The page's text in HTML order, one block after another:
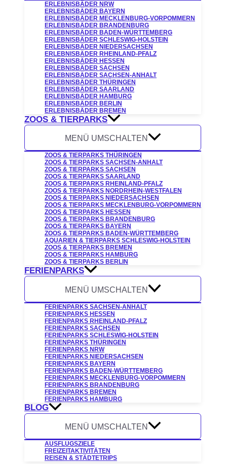
ERLEBNISBÄDER NRW
ERLEBNISBÄDER BAYERN
ERLEBNISBÄDER MECKLENBURG-VORPOMMERN
ERLEBNISBÄDER BRANDENBURG
ERLEBNISBÄDER BADEN-WÜRTTEMBERG
ERLEBNISBÄDER SCHLESWIG-HOLSTEIN
ERLEBNISBÄDER NIEDERSACHSEN
ERLEBNISBÄDER RHEINLAND-PFALZ
ERLEBNISBÄDER HESSEN
ERLEBNISBÄDER SACHSEN
ERLEBNISBÄDER SACHSEN-ANHALT
ERLEBNISBÄDER THÜRINGEN
ERLEBNISBÄDER SAARLAND
ERLEBNISBÄDER HAMBURG
ERLEBNISBÄDER BERLIN
ERLEBNISBÄDER BREMEN
ZOOS & TIERPARKS
MENÜ UMSCHALTEN
ZOOS & TIERPARKS THÜRINGEN
ZOOS & TIERPARKS SACHSEN-ANHALT
ZOOS & TIERPARKS SACHSEN
ZOOS & TIERPARKS SAARLAND
ZOOS & TIERPARKS RHEINLAND-PFALZ
ZOOS & TIERPARKS NORDRHEIN-WESTFALEN
ZOOS & TIERPARKS NIEDERSACHSEN
ZOOS & TIERPARKS MECKLENBURG-VORPOMMERN
ZOOS & TIERPARKS HESSEN
ZOOS & TIERPARKS BRANDENBURG
ZOOS & TIERPARKS BAYERN
ZOOS & TIERPARKS BADEN-WÜRTTEMBERG
AQUARIEN & TIERPARKS SCHLESWIG-HOLSTEIN
ZOOS & TIERPARKS BREMEN
ZOOS & TIERPARKS HAMBURG
ZOOS & TIERPARKS BERLIN
FERIENPARKS
MENÜ UMSCHALTEN
FERIENPARKS SACHSEN-ANHALT
FERIENPARKS HESSEN
FERIENPARKS RHEINLAND-PFALZ
FERIENPARKS SACHSEN
FERIENPARKS SCHLESWIG-HOLSTEIN
FERIENPARKS THÜRINGEN
FERIENPARKS NRW
FERIENPARKS NIEDERSACHSEN
FERIENPARKS BAYERN
FERIENPARKS BADEN-WÜRTTEMBERG
FERIENPARKS MECKLENBURG-VORPOMMERN
FERIENPARKS BRANDENBURG
FERIENPARKS BREMEN
FERIENPARKS HAMBURG
BLOG
MENÜ UMSCHALTEN
AUSFLUGSZIELE
FREIZEITAKTIVITÄTEN
REISEN & STÄDTETRIPS